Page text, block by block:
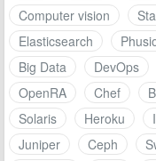
Computer vision
Elasticsearch
Big Data
DevOps
OpenRA
Chef
Solaris
Heroku
Juniper
Ceph